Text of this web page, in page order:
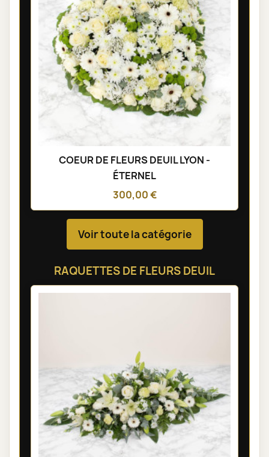
COEUR DE FLEURS DEUIL LYON -
ÉTERNEL
300,00 €
Voir toute la catégorie
RAQUETTES DE FLEURS DEUIL